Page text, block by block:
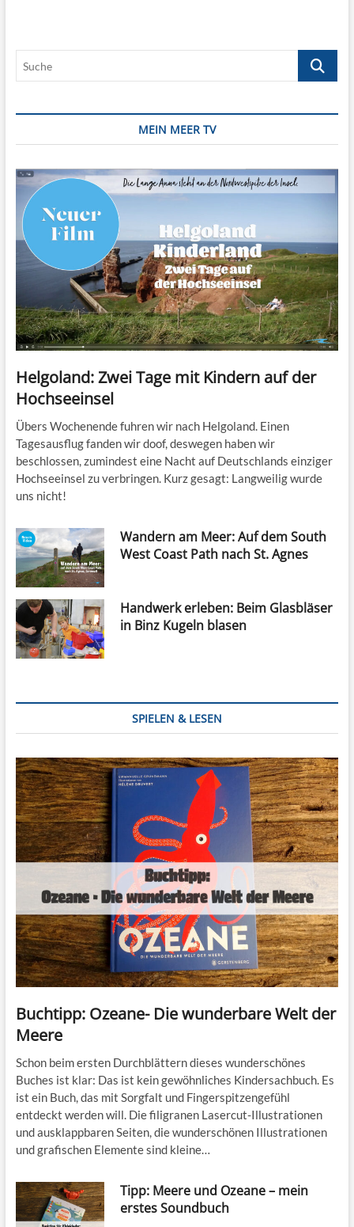
Suche
MEIN MEER TV
Helgoland: Zwei Tage mit Kindern auf der
Hochseeinsel
Übers Wochenende fuhren wir nach Helgoland. Einen
Tagesausflug fanden wir doof, deswegen haben wir
beschlossen, zumindest eine Nacht auf Deutschlands einziger
Hochseeinsel zu verbringen. Kurz gesagt: Langweilig wurde
uns nicht!
Wandern am Meer: Auf dem South
West Coast Path nach St. Agnes
Handwerk erleben: Beim Glasbläser
in Binz Kugeln blasen
SPIELEN & LESEN
Buchtipp: Ozeane- Die wunderbare Welt der
Meere
Schon beim ersten Durchblättern dieses wunderschönes
Buches ist klar: Das ist kein gewöhnliches Kindersachbuch. Es
ist ein Buch, das mit Sorgfalt und Fingerspitzengefühl
entdeckt werden will. Die filigranen Lasercut-Illustrationen
und ausklappbaren Seiten, die wunderschönen Illustrationen
und grafischen Elemente sind kleine…
Tipp: Meere und Ozeane – mein
erstes Soundbuch